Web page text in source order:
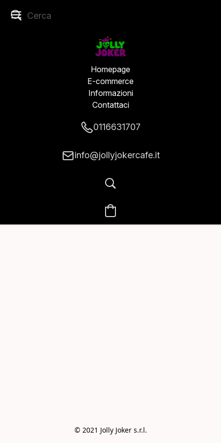
Homepage
E-commerce
Informazioni
Contattaci
0116631707
info@jollyjokercafe.it
© 2021 Jolly Joker s.r.l.